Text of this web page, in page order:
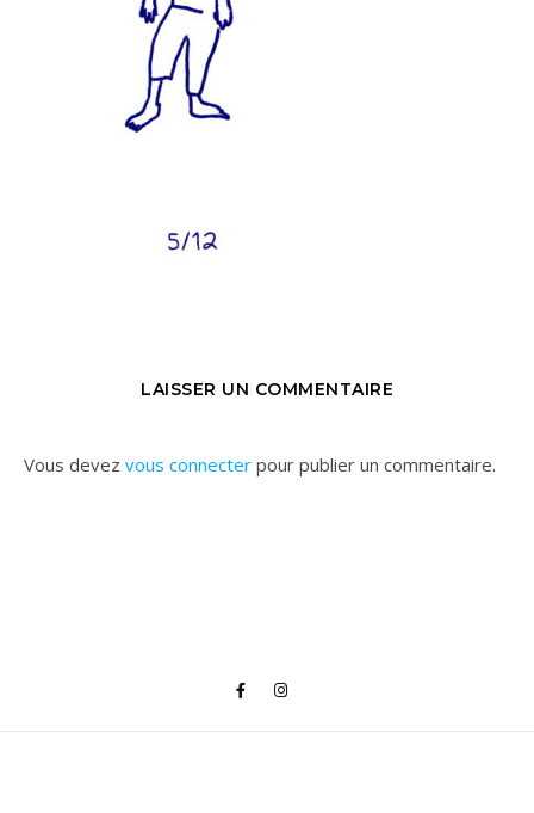
LAISSER UN COMMENTAIRE
Vous devez vous connecter pour publier un commentaire.